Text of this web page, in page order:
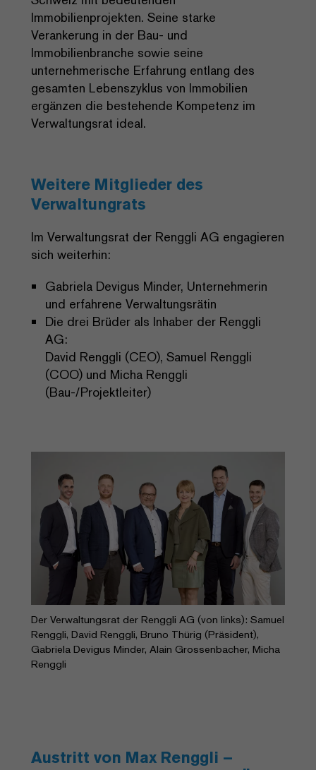
Immobilienprojekten. Seine starke
Verankerung in der Bau- und
Immobilienbranche sowie seine
unternehmerische Erfahrung entlang des
gesamten Lebenszyklus von Immobilien
ergänzen die bestehende Kompetenz im
Verwaltungsrat ideal.
Weitere Mitglieder des
Verwaltungrats
Im Verwaltungsrat der Renggli AG engagieren
sich weiterhin:
Gabriela Devigus Minder, Unternehmerin
und erfahrene Verwaltungsrätin
Die drei Brüder als Inhaber der Renggli
AG:
David Renggli (CEO), Samuel Renggli
(COO) und Micha Renggli
(Bau-/Projektleiter)
Der Verwaltungsrat der Renggli AG (von links): Samuel
Renggli, David Renggli, Bruno Thürig (Präsident),
Gabriela Devigus Minder, Alain Grossenbacher, Micha
Renggli
Austritt von Max Renggli –